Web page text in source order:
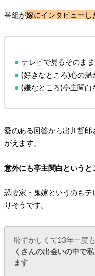
番組が嫁にインタビューし
テレビで見るそのま
(好きなところ)心の温
(嫌なところ)亭主関白
愛のある回答から出川哲
がえます。
意外にも亭主関白というと
恐妻家・鬼嫁というのも
りそうです。
恥ずかしくて13年一度
くさんの出会いの中で
ます